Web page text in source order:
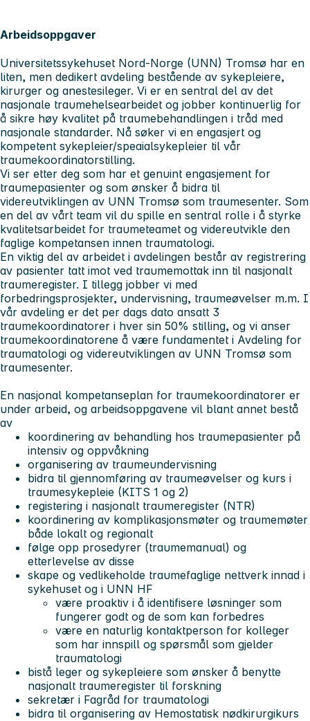
Arbeidsoppgaver
Universitetssykehuset Nord-Norge (UNN) Tromsø har en
liten, men dedikert avdeling bestående av sykepleiere,
kirurger og anestesileger. Vi er en sentral del av det
nasjonale traumehelsearbeidet og jobber kontinuerlig for
å sikre høy kvalitet på traumebehandlingen i tråd med
nasjonale standarder. Nå søker vi en engasjert og
kompetent sykepleier/speaialsykepleier til vår
traumekoordinatorstilling.
Vi ser etter deg som har et genuint engasjement for
traumepasienter og som ønsker å bidra til
videreutviklingen av UNN Tromsø som traumesenter. Som
en del av vårt team vil du spille en sentral rolle i å styrke
kvalitetsarbeidet for traumeteamet og videreutvikle den
faglige kompetansen innen traumatologi.
En viktig del av arbeidet i avdelingen består av registrering
av pasienter tatt imot ved traumemottak inn til nasjonalt
traumeregister. I tillegg jobber vi med
forbedringsprosjekter, undervisning, traumeøvelser m.m. I
vår avdeling er det per dags dato ansatt 3
traumekoordinatorer i hver sin 50% stilling, og vi anser
traumekoordinatorene å være fundamentet i Avdeling for
traumatologi og videreutviklingen av UNN Tromsø som
traumesenter.
En nasjonal kompetanseplan for traumekoordinatorer er
under arbeid, og arbeidsoppgavene vil blant annet bestå
av
koordinering av behandling hos traumepasienter på
intensiv og oppvåkning
organisering av traumeundervisning
bidra til gjennomføring av traumeøvelser og kurs i
traumesykepleie (KITS 1 og 2)
registering i nasjonalt traumeregister (NTR)
koordinering av komplikasjonsmøter og traumemøter
både lokalt og regionalt
følge opp prosedyrer (traumemanual) og
etterlevelse av disse
skape og vedlikeholde traumefaglige nettverk innad i
sykehuset og i UNN HF
være proaktiv i å identifisere løsninger som
fungerer godt og de som kan forbedres
være en naturlig kontaktperson for kolleger
som har innspill og spørsmål som gjelder
traumatologi
bistå leger og sykepleiere som ønsker å benytte
nasjonalt traumeregister til forskning
sekretær i Fagråd for traumatologi
bidra til organisering av Hemostatisk nødkirurgikurs